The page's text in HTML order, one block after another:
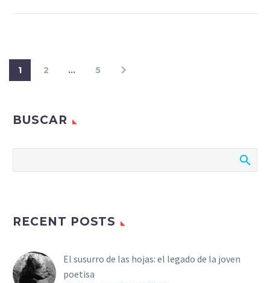
1 2 … 5
BUSCAR
RECENT POSTS
El susurro de las hojas: el legado de la joven
poetisa